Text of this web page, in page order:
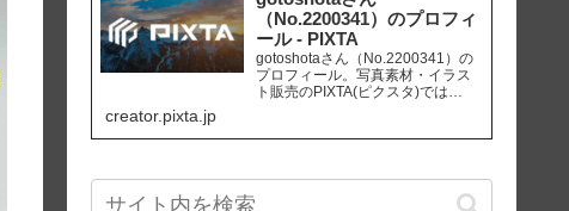
等にご活用ください。
（No.2200341）のプロフィ
ール - PIXTA
gotoshotaさん（No.2200341）の
プロフィール。写真素材・イラス
ト販売のPIXTA(ピクスタ)では
550円から購入可能です。毎週更新
creator.pixta.jp